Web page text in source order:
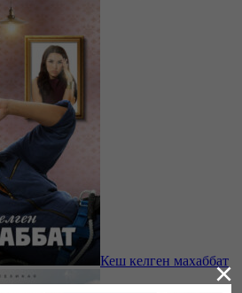
Кеш келген махаббат
×